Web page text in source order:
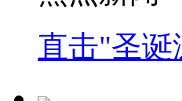
直击"圣诞